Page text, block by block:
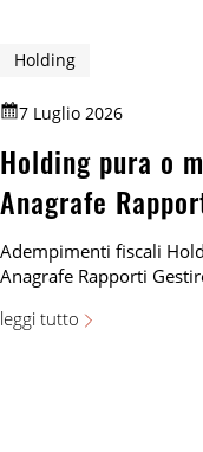
Holding
7 Luglio 2026
Holding pura o
Anagrafe
Adempimenti fiscali
Anagrafe Rapporti
leggi tutto